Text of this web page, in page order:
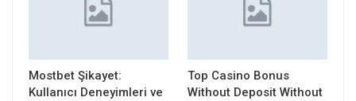
Mostbet Şikayet:
Kullanıcı Deneyimleri ve
Top Casino Bonus
Without Deposit Without